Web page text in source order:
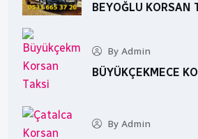
BEYOĞLU KORSAN
By Admin
BÜYÜKÇEKMECE
By Admin